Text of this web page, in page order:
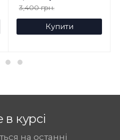
3,400 грн.
Купити
в курсі
на останні